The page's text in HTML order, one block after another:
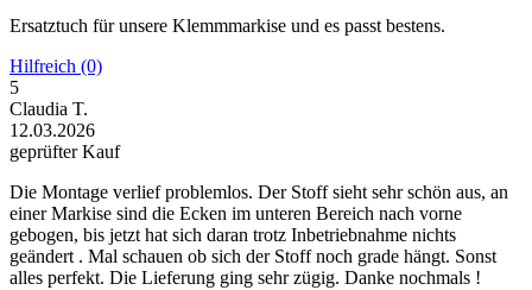
Ersatztuch für unsere Klemmmarkise und es passt bestens.
Hilfreich (0)
5
Claudia T.
12.03.2026
geprüfter Kauf
Die Montage verlief problemlos. Der Stoff sieht sehr schön aus, an
einer Markise sind die Ecken im unteren Bereich nach vorne
gebogen, bis jetzt hat sich daran trotz Inbetriebnahme nichts
geändert . Mal schauen ob sich der Stoff noch grade hängt. Sonst
alles perfekt. Die Lieferung ging sehr zügig. Danke nochmals !